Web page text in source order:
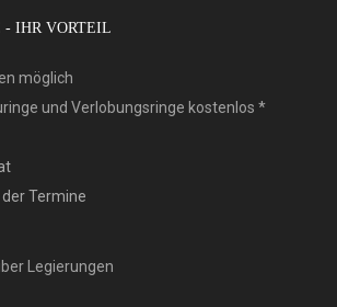
- IHR VORTEIL
möglich
und Verlobungsringe kostenlos *
Termine
Legierungen